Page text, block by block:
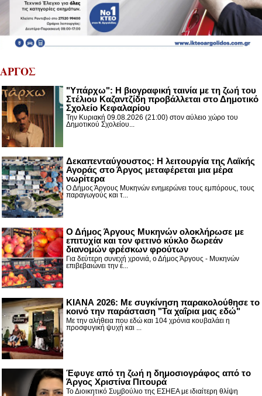
ΑΡΓΟΣ
"Υπάρχω": Η βιογραφική ταινία με τη ζωή του
Στέλιου Καζαντζίδη προβάλλεται στο Δημοτικό
Σχολείο Κεφαλαρίου
Την Κυριακή 09.08.2026 (21:00) στον αύλειο χώρο του
Δημοτικού Σχολείου...
Δεκαπενταύγουστος: H λειτουργία της Λαϊκής
Αγοράς στο Άργος μεταφέρεται μια μέρα
νωρίτερα
Ο Δήμος Άργους Μυκηνών ενημερώνει τους εμπόρους, τους
παραγωγούς και τ...
Ο Δήμος Άργους Μυκηνών ολοκλήρωσε με
επιτυχία και τον φετινό κύκλο δωρεάν
διανομών φρέσκων φρούτων
Για δεύτερη συνεχή χρονιά, ο Δήμος Άργους - Μυκηνών
επιβεβαιώνει την έ...
ΚΙΑΝΑ 2026: Με συγκίνηση παρακολούθησε το
κοινό την παράσταση "Τα χαΐρια μας εδώ"
Με την αλήθεια που εδώ και 104 χρόνια κουβαλάει η
προσφυγική ψυχή και ...
Έφυγε από τη ζωή η δημοσιογράφος από το
Άργος Χριστίνα Πιτουρά
Το Διοικητικό Συμβούλιο της ΕΣΗΕΑ με ιδιαίτερη θλίψη